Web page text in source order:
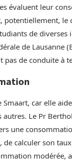
évaluent leur
potentiellement,
de
de Lausanne
pas de conduite
car elle
Le Pr
une
calculer son taux
modérée,